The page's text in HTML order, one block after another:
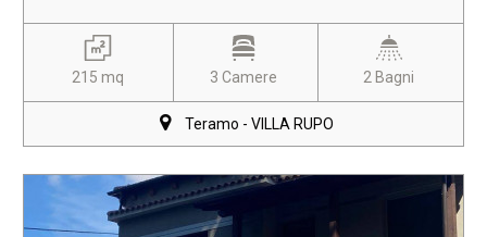
215 mq 3 Camere 2 Bagni
Teramo - VILLA RUPO